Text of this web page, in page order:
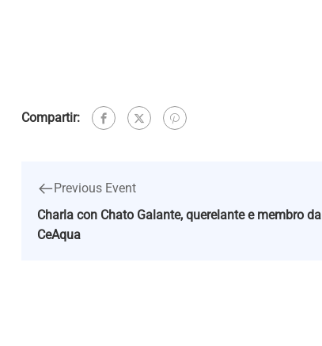
Compartir:
Previous Event
Charla con Chato Galante, querelante e membro da
CeAqua